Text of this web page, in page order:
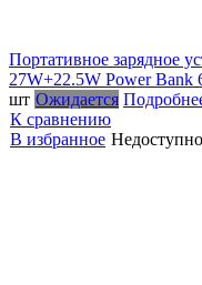
Портативное зарядное
27W+22.5W Power Bank
шт Ожидается
К сравнению
В избранное Недоступно